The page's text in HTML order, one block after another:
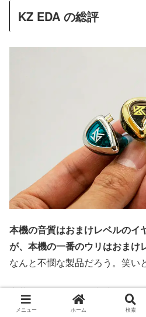
KZ EDA の総評
本機の音質はおまけレベルのイ
が、本機の一番のウリはおまけ
なんと不憫な製品だろう。笑い
中華イヤホンらしい意味の分か
た。
メニュー ホーム 検索